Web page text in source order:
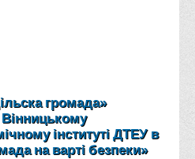
вищої освіти
про захист прав інтелектуальної
громада»
Вінницькому
інституті ДТЕУ в
на варті безпеки»